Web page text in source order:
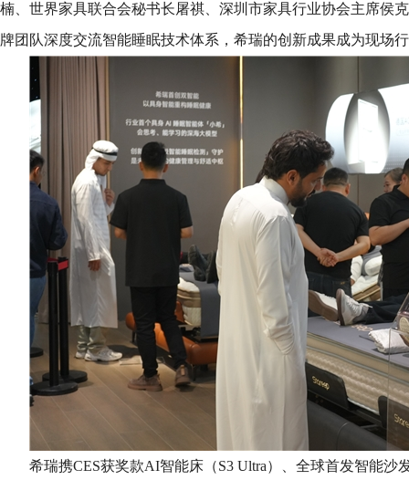
楠、世界家具联合会秘书长屠祺、深圳市家具行业协会主席侯
牌团队深度交流智能睡眠技术体系，希瑞的创新成果成为现场
希瑞携CES获奖款AI智能床（S3 Ultra）、全球首发智能沙